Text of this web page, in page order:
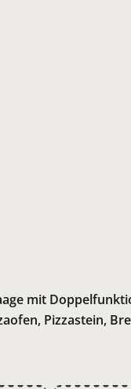
mit
Pizzastein,